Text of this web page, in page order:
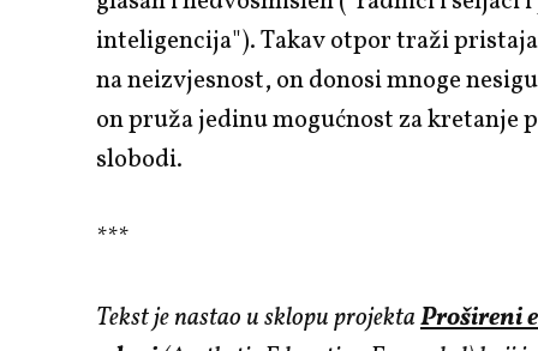
inteligencija"). Takav otpor traži
na neizvjesnost, on donosi mnoge
on pruža jedinu mogućnost za kretanje
slobodi.
***
Tekst je nastao u sklopu projektaProšireni